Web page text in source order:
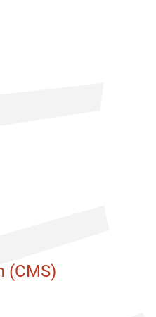
(CMS)